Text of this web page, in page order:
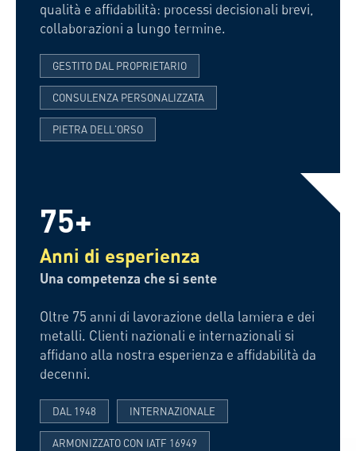
qualità e affidabilità: processi decisionali brevi,
collaborazioni a lungo termine.
GESTITO DAL PROPRIETARIO
CONSULENZA PERSONALIZZATA
PIETRA DELL'ORSO
75+
Anni di esperienza
Una competenza che si sente
Oltre 75 anni di lavorazione della lamiera e dei
metalli. Clienti nazionali e internazionali si
affidano alla nostra esperienza e affidabilità da
decenni.
DAL 1948 INTERNAZIONALE
ARMONIZZATO CON IATF 16949